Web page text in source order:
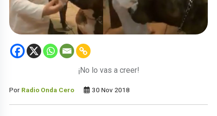
¡No lo vas a creer!
Por Radio Onda Cero 30 Nov 2018